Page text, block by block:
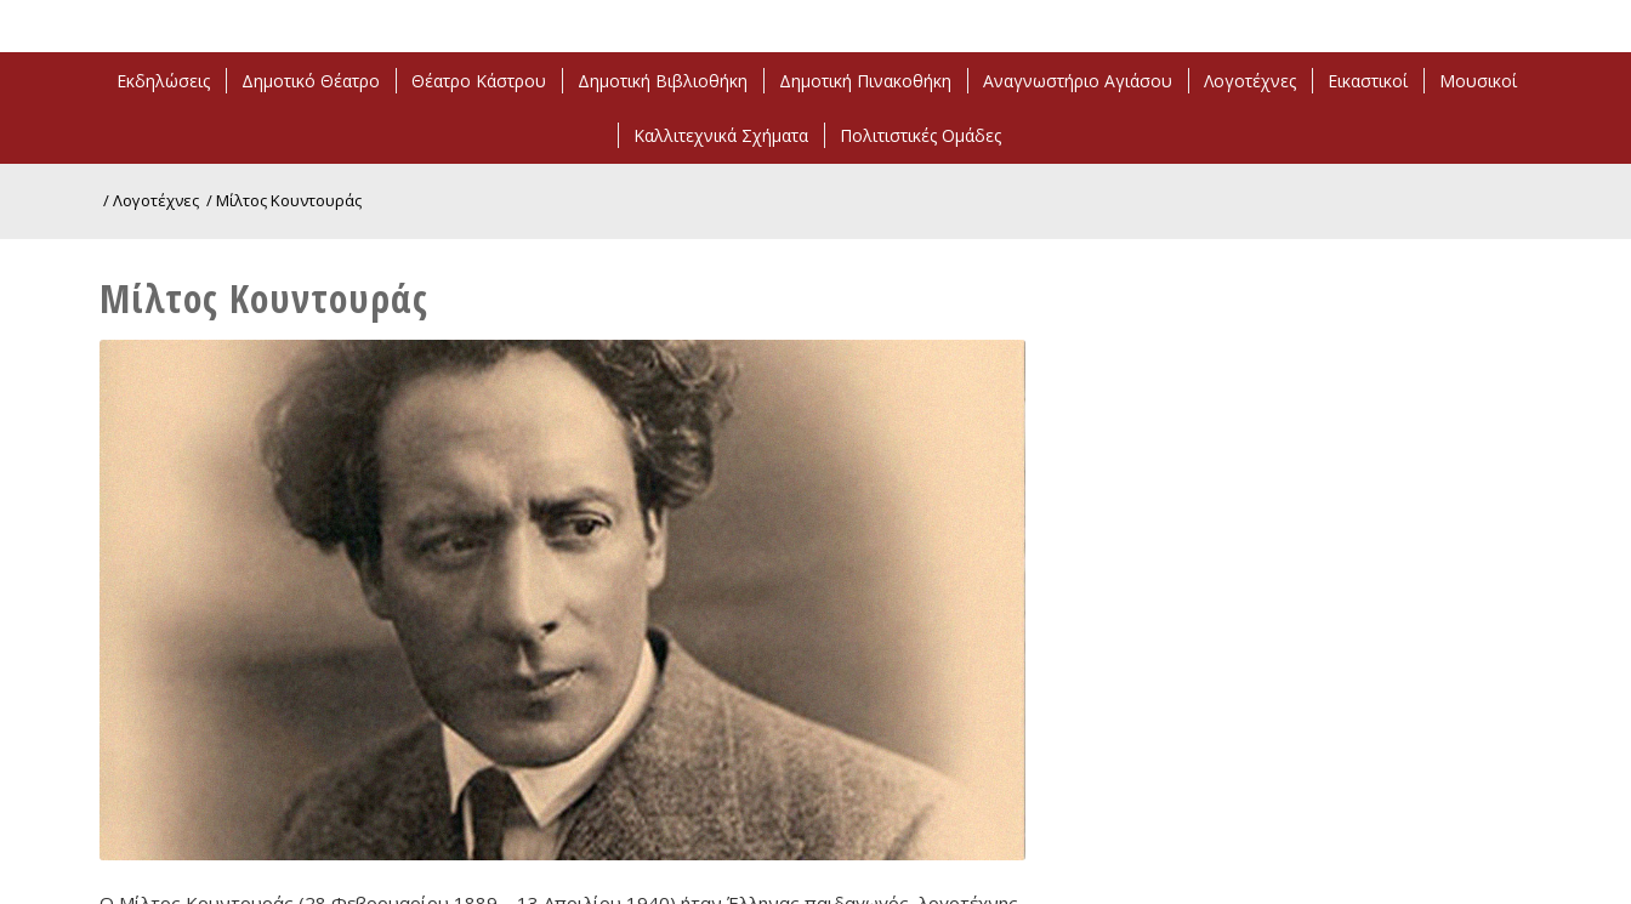
Εκδηλώσεις Δημοτικό Θέατρο Θέατρο Κάστρου Δημοτική Βιβλιοθήκη Δημοτική Πινακοθήκη Αναγνωστήριο Αγιάσου Λογοτέχνες Εικαστικοί Μουσικοί
Καλλιτεχνικά Σχήματα Πολιτιστικές Ομάδες
/Λογοτέχνες /Μίλτος Κουντουράς
Μίλτος Κουντουράς